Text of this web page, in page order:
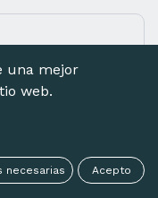
haciendo clic
una mejor
web.
necesarias Acepto